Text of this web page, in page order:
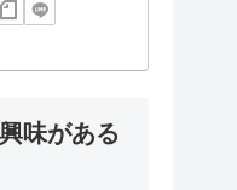
味がある